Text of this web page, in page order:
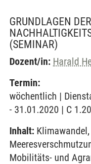
GRUNDLAGEN
(SEMINAR)
Dozent/in: Harald
Termin:
wöchentlich |
- 31.01.2020 | C
Inhalt:
Mobilitäts- und